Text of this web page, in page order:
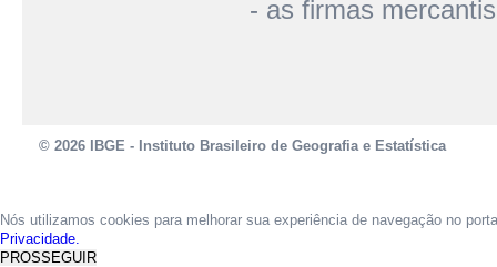
- as firmas
© 2026 IBGE - Instituto Brasileiro de Geografia e Estatística
Nós utilizamos cookies para melhorar sua experiência de navegação no
Privacidade.
PROSSEGUIR